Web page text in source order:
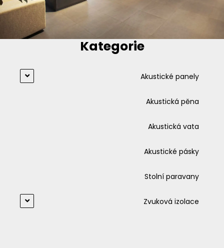
Kategorie
Akustické panely
Akustická pěna
Akustická vata
Akustické pásky
Stolní paravany
Zvuková izolace